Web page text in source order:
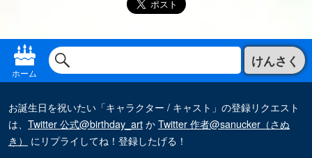
ホーム
けんさく
お誕生日を祝いたい「キャラクター / キャスト」の登録リクエスト
は、 Twitter 公式@birthday_artかTwitter 作者@sanucker（さぬ
き）
にリプライしてね！登録したげる！